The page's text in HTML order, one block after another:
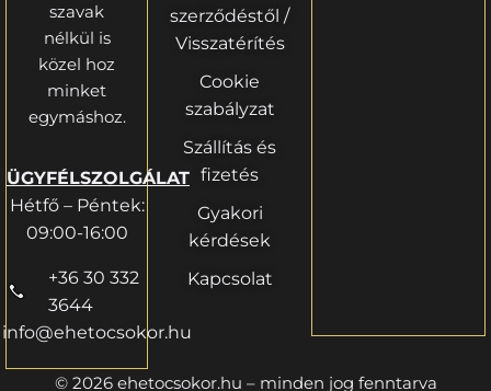
szavak
nélkül is
közel hoz
minket
egymáshoz.
ÜGYFÉLSZOLGÁLAT
Hétfő – Péntek:
09:00-16:00
+36 30 332
3644
info@ehetocsokor.hu
szerződéstől /
Visszatérítés
Cookie
szabályzat
Szállítás és
fizetés
Gyakori
kérdések
Kapcsolat
© 2026 ehetocsokor.hu – minden jog fenntarva